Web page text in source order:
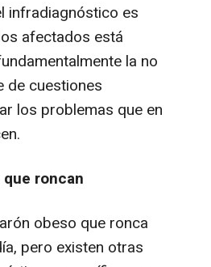
infradiagnóstico es
afectados está
la no
de cuestiones
los problemas que en
roncan
obeso que ronca
pero existen otras